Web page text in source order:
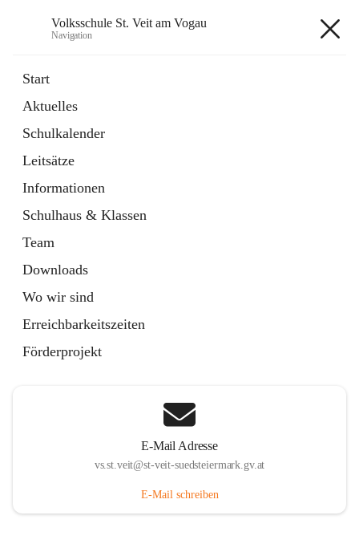
Volksschule St. Veit am Vogau
Navigation
Start
Aktuelles
Schulkalender
Leitsätze
Informationen
Schulhaus & Klassen
Team
Downloads
Wo wir sind
Erreichbarkeitszeiten
Förderprojekt
E-Mail Adresse
vs.st.veit@st-veit-suedsteiermark.gv.at
E-Mail schreiben